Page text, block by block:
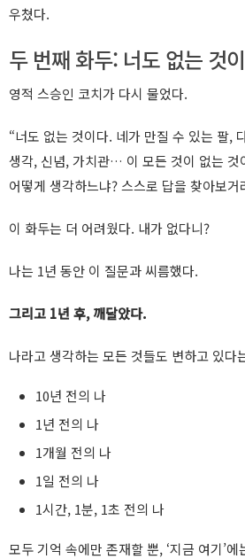
우쳤다.
두 번째 화두: 너도 없는 것
영적 스승인 코치가 다시 물었다.
“너도 없는 것이다. 네가 만질 수 있는 팔,
생각, 신념, 가치관… 이 모든 것이 없는 것
어떻게 생각하느냐? 스스로 답을 찾아보거
이 화두는 더 어려웠다. 내가 없다니?
나는 1년 동안 이 질문과 씨름했다.
그리고 1년 후, 깨달았다.
나라고 생각하는 모든 것들도 변하고 있다
10년 전의 나
1년 전의 나
1개월 전의 나
1일 전의 나
1시간, 1분, 1초 전의 나
모두 기억 속에만 존재할 뿐, ‘지금 여기’에